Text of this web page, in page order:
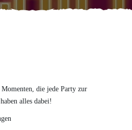
die jede Party zur
alles dabei!